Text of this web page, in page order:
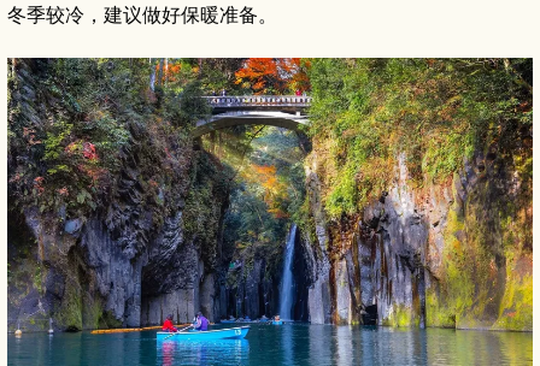
冬季较冷，建议做好保暖准备。